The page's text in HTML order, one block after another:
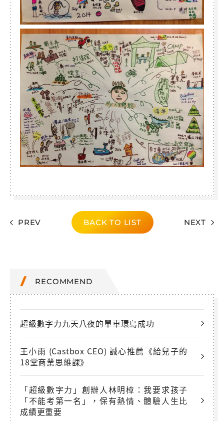
PREV BACK TO LIST NEXT
RECOMMEND
超級數字力九天八夜的單車環島成功
王小雨 (Castbox CEO) 誠心推薦《給兒子的
18堂商業思維課》
「超級數字力」創辦人林明樟：我要求孩子
「不能考第一名」，保有熱情、體驗人生比
成績更重要